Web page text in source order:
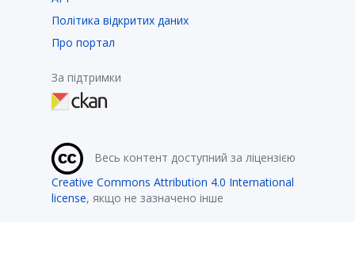
Політика відкритих даних
Про портал
За підтримки
Весь контент доступний за ліцензією
Creative Commons Attribution 4.0 International
license, якщо не зазначено інше